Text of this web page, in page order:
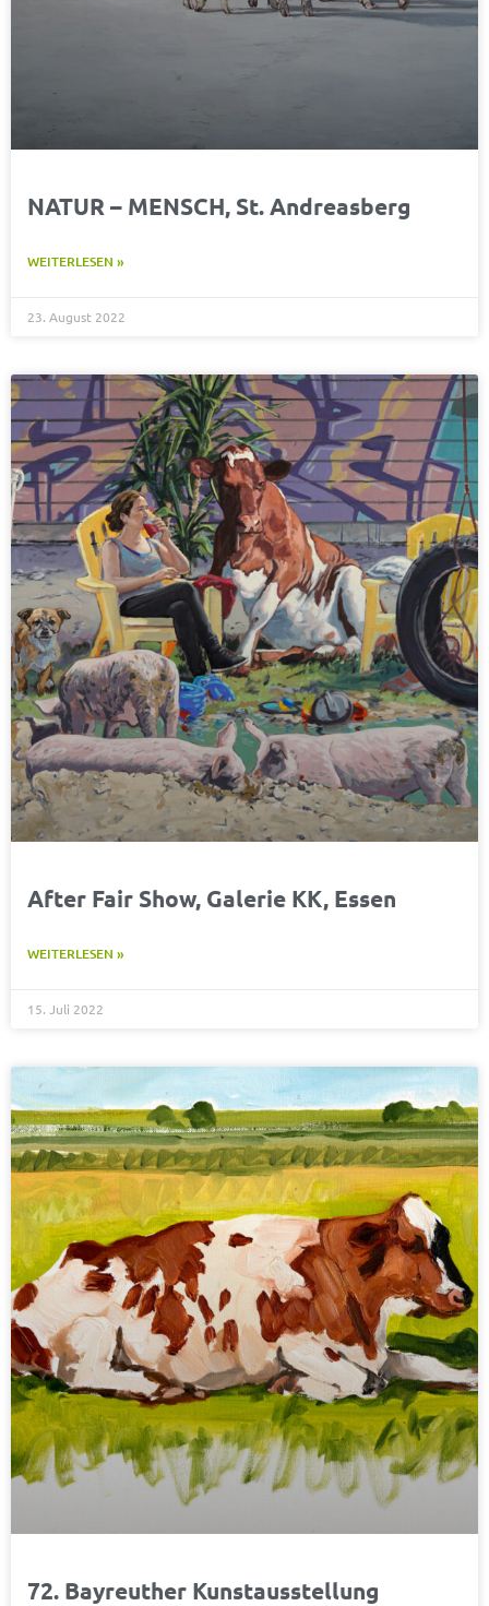
NATUR – MENSCH, St. Andreasberg
WEITERLESEN »
23. August 2022
After Fair Show, Galerie KK, Essen
WEITERLESEN »
15. Juli 2022
72. Bayreuther Kunstausstellung